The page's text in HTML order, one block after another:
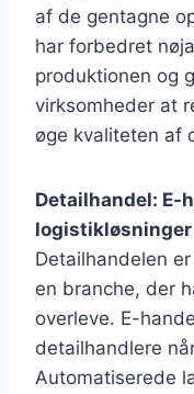
af de gentagne
har forbedret
produktionen og
virksomheder at
øge kvaliteten af
Detailhandel: E-
logistikløsninger
Detailhandelen
en branche, der
overleve. E-
detailhandlere
Automatiserede